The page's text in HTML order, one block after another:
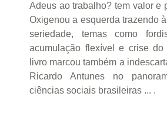
Adeus ao trabalho? tem valor e
Oxigenou a esquerda trazendo
seriedade, temas como
acumulação flexível e crise do
livro marcou também a
Ricardo Antunes no
ciências sociais brasileiras ... .